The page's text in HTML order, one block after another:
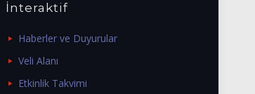
İnteraktif
Haberler ve Duyurular
Veli Alanı
Etkinlik Takvimi